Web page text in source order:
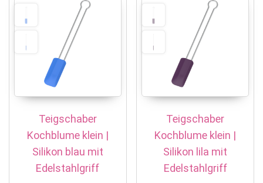
Teigschaber
Kochblume klein |
Silikon blau mit
Edelstahlgriff
Teigschaber
Kochblume klein |
Silikon lila mit
Edelstahlgriff